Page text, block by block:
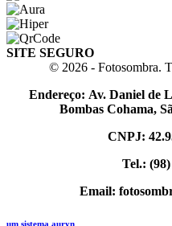
SITE SEGURO
© 2026 - Fotosombra.
Endereço: Av. Daniel de
Bombas Cohama,
CNPJ:
Tel.:
Email:
um sistema auryn